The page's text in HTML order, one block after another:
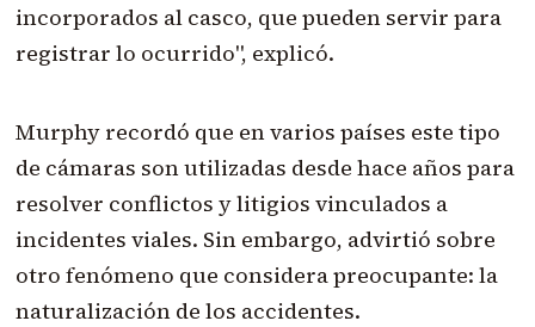
incorporados al casco, que pueden servir para
registrar lo ocurrido", explicó.
Murphy recordó que en varios países este tipo
de cámaras son utilizadas desde hace años para
resolver conflictos y litigios vinculados a
incidentes viales. Sin embargo, advirtió sobre
otro fenómeno que considera preocupante: la
naturalización de los accidentes.